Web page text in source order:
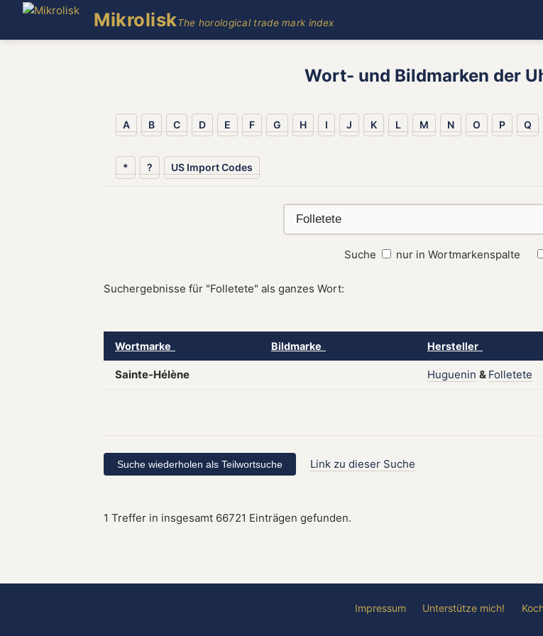
MikroliskThe horological trade mark index
Wort- und Bildmarken der
A B C D E F G H I J K L M N O P Q
* ? US Import Codes
Suche nur in Wortmarkenspalte
Suchergebnisse für "Folletete" als ganzes Wort:
Wortmarke Bildmarke Hersteller
Sainte-Hélène Huguenin & Folletete
Link zu dieser Suche
1 Treffer in insgesamt 66721 Einträgen gefunden.
Impressum Unterstütze mich!